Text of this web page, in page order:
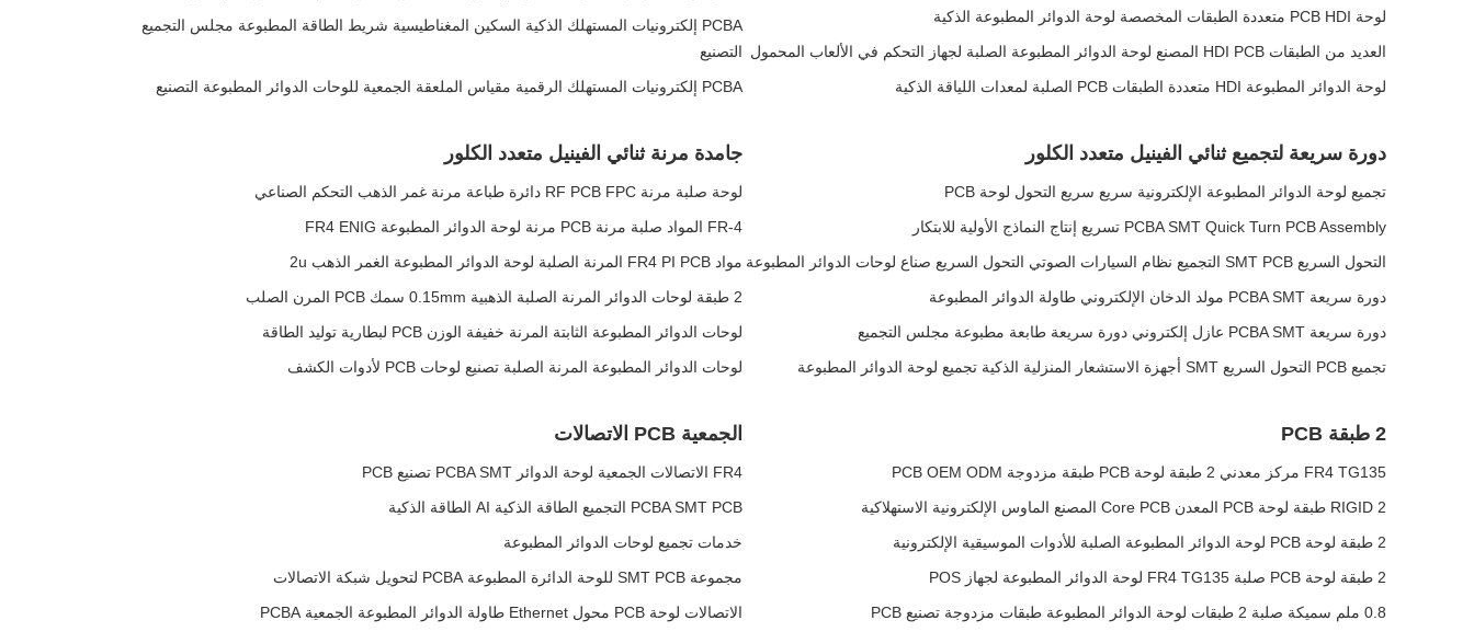
لوحة PCB HDI متعددة الطبقات المخصصة لوحة الدوائر المطبوعة الذكية
العديد من الطبقات HDI PCB المصنع لوحة الدوائر المطبوعة الصلبة لجهاز التحكم في الألعاب المحمول
لوحة الدوائر المطبوعة HDI متعددة الطبقات PCB الصلبة لمعدات اللياقة الذكية
PCBA إلكترونيات المستهلك الذكية السكين المغناطيسية شريط الطاقة المطبوعة مجلس التجميع
التصنيع
PCBA إلكترونيات المستهلك الرقمية مقياس الملعقة الجمعية للوحات الدوائر المطبوعة التصنيع
دورة سريعة لتجميع ثنائي الفينيل متعدد الكلور
تجميع لوحة الدوائر المطبوعة الإلكترونية سريع سريع التحول لوحة PCB
PCBA SMT Quick Turn PCB Assembly تسريع إنتاج النماذج الأولية للابتكار
التحول السريع SMT PCB التجميع نظام السيارات الصوتي التحول السريع صناع لوحات الدوائر المطبوعة
دورة سريعة PCBA SMT مولد الدخان الإلكتروني طاولة الدوائر المطبوعة
دورة سريعة PCBA SMT عازل إلكتروني دورة سريعة طابعة مطبوعة مجلس التجميع
تجميع PCB التحول السريع SMT أجهزة الاستشعار المنزلية الذكية تجميع لوحة الدوائر المطبوعة
جامدة مرنة ثنائي الفينيل متعدد الكلور
لوحة صلبة مرنة RF PCB FPC دائرة طباعة مرنة غمر الذهب التحكم الصناعي
FR-4 المواد صلبة مرنة PCB مرنة لوحة الدوائر المطبوعة FR4 ENIG
مواد FR4 PI PCB المرنة الصلبة لوحة الدوائر المطبوعة الغمر الذهب 2u
2 طبقة لوحات الدوائر المرنة الصلبة الذهبية 0.15mm سمك PCB المرن الصلب
لوحات الدوائر المطبوعة الثابتة المرنة خفيفة الوزن PCB لبطارية توليد الطاقة
لوحات الدوائر المطبوعة المرنة الصلبة تصنيع لوحات PCB لأدوات الكشف
2 طبقة PCB
FR4 TG135 مركز معدني 2 طبقة لوحة PCB طبقة مزدوجة PCB OEM ODM
RIGID 2 طبقة لوحة PCB المعدن Core PCB المصنع الماوس الإلكترونية الاستهلاكية
2 طبقة لوحة PCB لوحة الدوائر المطبوعة الصلبة للأدوات الموسيقية الإلكترونية
2 طبقة لوحة PCB صلبة FR4 TG135 لوحة الدوائر المطبوعة لجهاز POS
0.8 ملم سميكة صلبة 2 طبقات لوحة الدوائر المطبوعة طبقات مزدوجة تصنيع PCB
الجمعية PCB الاتصالات
FR4 الاتصالات الجمعية لوحة الدوائر PCBA SMT تصنيع PCB
PCBA SMT PCB التجميع الطاقة الذكية AI الطاقة الذكية
خدمات تجميع لوحات الدوائر المطبوعة
مجموعة SMT PCB للوحة الدائرة المطبوعة PCBA لتحويل شبكة الاتصالات
الاتصالات لوحة PCB محول Ethernet طاولة الدوائر المطبوعة الجمعية PCBA